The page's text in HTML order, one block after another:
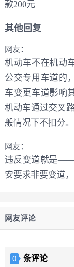
款200元
其他回复
网友：
机动车不在机动
公交专用车道的
车变更车道影响
机动车通过交叉
般情况下不扣分。
网友：
违反变道就是——
安要求非要变道
网友评论
0 条评论